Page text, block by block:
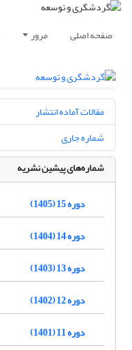
صفحه اصلی مرور
مقالات آماده انتشار
شماره جاری
شماره‌های پیشین نشریه
دوره 15 (1405)
دوره 14 (1404)
دوره 13 (1403)
دوره 12 (1402)
دوره 11 (1401)